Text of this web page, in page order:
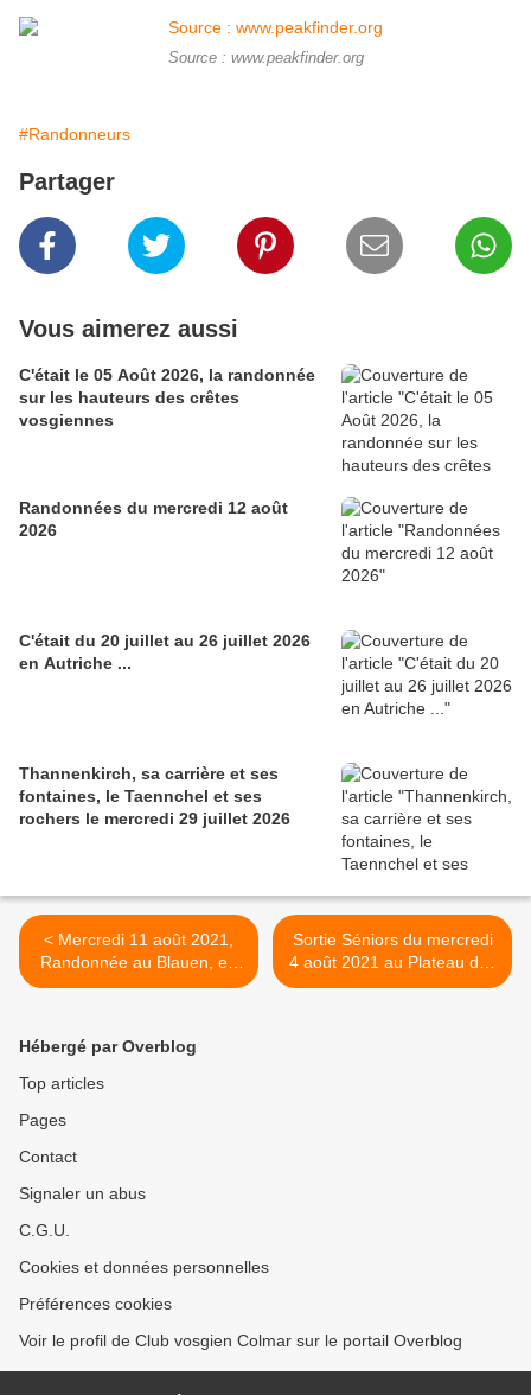
Source : www.peakfinder.org
#Randonneurs
Partager
Vous aimerez aussi
C'était le 05 Août 2026, la randonnée
sur les hauteurs des crêtes
vosgiennes
Randonnées du mercredi 12 août
2026
C'était du 20 juillet au 26 juillet 2026
en Autriche ...
Thannenkirch, sa carrière et ses
fontaines, le Taennchel et ses
rochers le mercredi 29 juillet 2026
< Mercredi 11 août 2021,
Randonnée au Blauen, en
Forêt Noire
Sortie Séniors du mercredi
4 août 2021 au Plateau des
Mille Etangs >
Hébergé par Overblog
Top articles
Pages
Contact
Signaler un abus
C.G.U.
Cookies et données personnelles
Préférences cookies
Voir le profil de Club vosgien Colmar sur le portail Overblog